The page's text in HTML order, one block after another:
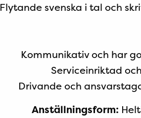
Flytande svenska i tal och
Kommunikativ och har
Serviceinriktad
Drivande och
Anställningsform: